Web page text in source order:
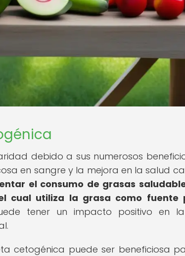
debido a sus numerosos
en sangre y la mejora en la salud
el consumo de grasas
cual utiliza la grasa como fuente
tener un impacto positivo en
cetogénica puede ser beneficiosa